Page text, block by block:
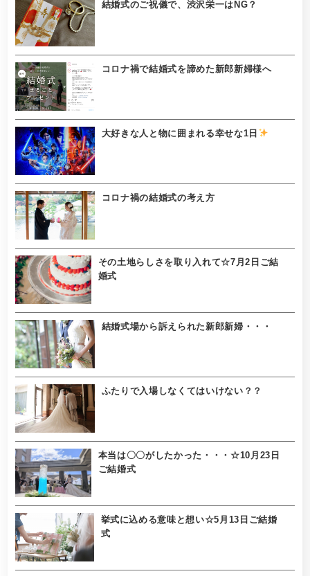
結婚式のご祝儀で、渋沢栄一はNG？
コロナ禍で結婚式を諦めた新郎新婦様へ
大好きな人と物に囲まれる幸せな1日
コロナ禍の結婚式の考え方
その土地らしさを取り入れて☆7月2日ご結
婚式
結婚式場から訴えられた新郎新婦・・・
ふたりで入場しなくてはいけない？？
本当は〇〇がしたかった・・・☆10月23日
ご結婚式
挙式に込める意味と想い☆5月13日ご結婚
式